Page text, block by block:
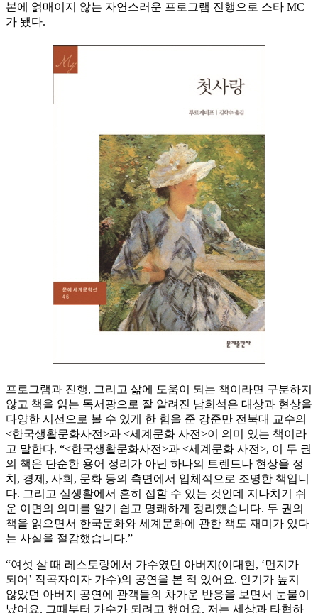
본에 얽매이지 않는 자연스러운 프로그램 진행으로 스타 MC
가 됐다.
프로그램과 진행, 그리고 삶에 도움이 되는 책이라면 구분하지
않고 책을 읽는 독서광으로 잘 알려진 남희석은 대상과 현상을
다양한 시선으로 볼 수 있게 한 힘을 준 강준만 전북대 교수의
<한국생활문화사전>과 <세계문화 사전>이 의미 있는 책이라
고 말한다. “<한국생활문화사전>과 <세계문화 사전>, 이 두 권
의 책은 단순한 용어 정리가 아닌 하나의 트렌드나 현상을 정
치, 경제, 사회, 문화 등의 측면에서 입체적으로 조명한 책입니
다. 그리고 실생활에서 흔히 접할 수 있는 것인데 지나치기 쉬
운 이면의 의미를 알기 쉽고 명쾌하게 정리했습니다. 두 권의
책을 읽으면서 한국문화와 세계문화에 관한 책도 재미가 있다
는 사실을 절감했습니다.”
“여섯 살 때 레스토랑에서 가수였던 아버지(이대현, ‘먼지가
되어’ 작곡자이자 가수)의 공연을 본 적 있어요. 인기가 높지
않았던 아버지 공연에 관객들의 차가운 반응을 보면서 눈물이
났어요. 그때부터 가수가 되려고 했어요. 저는 세상과 타협하